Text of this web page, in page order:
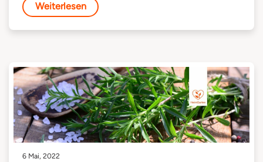
Weiterlesen
6 Mai, 2022